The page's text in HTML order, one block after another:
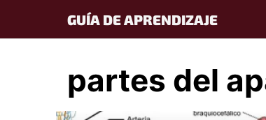
content
GUÍA DE APRENDIZAJE
partes del